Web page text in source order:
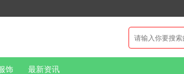
饰 最新资讯